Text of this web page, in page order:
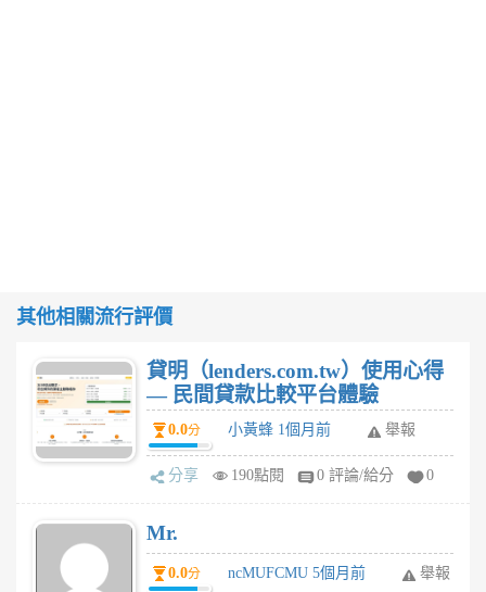
其他相關流行評價
貸明（lenders.com.tw）使用心得
— 民間貸款比較平台體驗
0.0分 小黃蜂 1個月前 舉報
分享 190點閱 0 評論/給分 0
Mr.
0.0分 ncMUFCMU 5個月前 舉報